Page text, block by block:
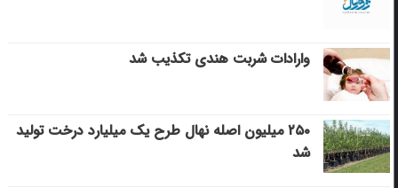
وارادات شربت هندی تکذیب شد
۲۵۰ میلیون اصله نهال طرح یک میلیارد درخت تولید
شد